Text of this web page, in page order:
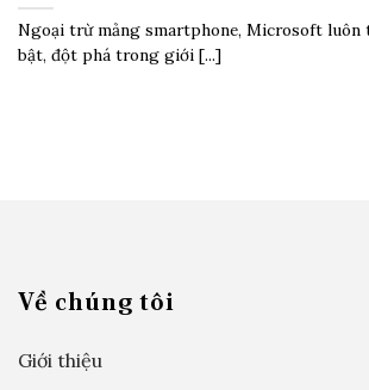
Ngoại trừ mảng smartphone, Microsoft luôn
bật, đột phá trong giới [...]
Về chúng tôi
Giới thiệu